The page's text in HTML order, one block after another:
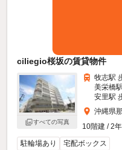
ciliegio桜坂の賃貸物件
すべての写真
牧志駅
美栄橋
安里駅
沖縄県
10階建 / 2
駐輪場あり
宅配ボックス